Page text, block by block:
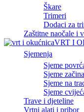
Škare
Trimeri
Dodaci za
Zaštitne naočale i
VRT I
Sjemenja
Sjeme
Sjeme začina
Sjeme na
Sjeme
Trave i djeteline
Vrtni alati i pribor